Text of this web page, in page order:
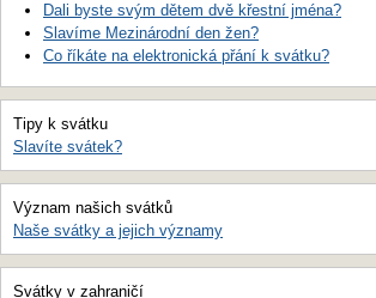
Dali byste svým dětem dvě křestní jména?
Slavíme Mezinárodní den žen?
Co říkáte na elektronická přání k svátku?
Tipy k svátku
Slavíte svátek?
Význam našich svátků
Naše svátky a jejich významy
Svátky v zahraničí